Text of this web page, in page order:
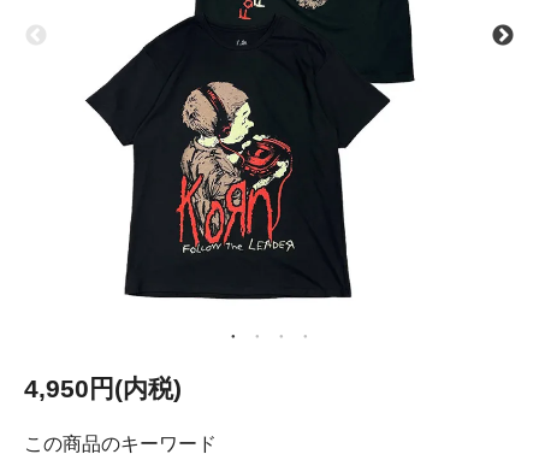
4,950円(内税)
この商品のキーワード